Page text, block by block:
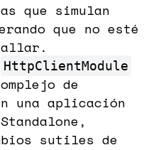
que simulan
que no esté
HttpClientModule
de
una aplicación
sutiles de